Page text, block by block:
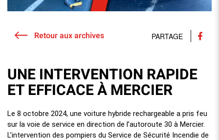
Retour aux archives PARTAGE
UNE INTERVENTION RAPIDE
ET EFFICACE À MERCIER
Le 8 octobre 2024, une voiture hybride rechargeable a pris feu
sur la voie de service en direction de l’autoroute 30 à Mercier.
L’intervention des pompiers du Service de Sécurité Incendie de